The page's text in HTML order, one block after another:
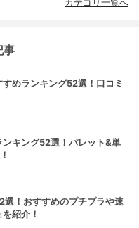
カテゴリ一覧へ
事
めランキング52選！口コミ
キング52選！パレット&単
選！おすすめのプチプラや速
紹介！